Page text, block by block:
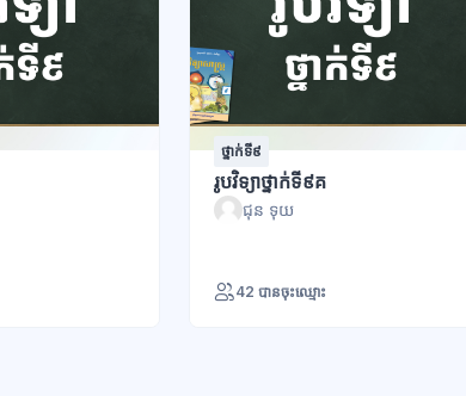
ថ្នាក់ទី៩
រូបវិទ្យាថ្នាក់ទី៩គ
ជុន ទុយ
42 បានចុះឈ្មោះ